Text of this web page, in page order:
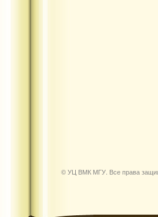
© УЦ ВМК МГУ. Все права